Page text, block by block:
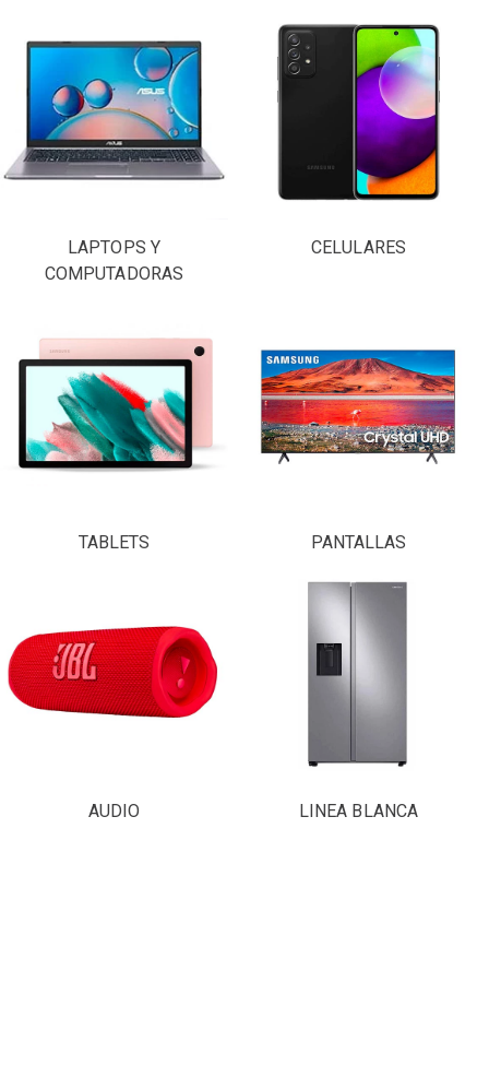
LAPTOPS Y
COMPUTADORAS
CELULARES
TABLETS PANTALLAS
AUDIO LINEA BLANCA